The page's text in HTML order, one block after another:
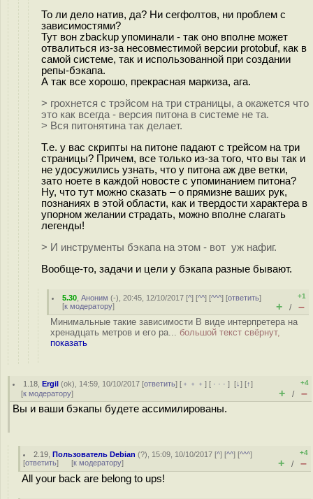
То ли дело натив, да? Ни сегфолтов, ни проблем с
зависимостями?
Тут вон zbackup упоминали - так оно вполне может
отвалиться из-за несовместимой версии protobuf, как в
самой системе, так и использованной при создании
репы-бэкапа.
А так все хорошо, прекрасная маркиза, ага.
> грохнется с трэйсом на три страницы, а окажется что
это как всегда - версия питона в системе не та.
> Вся питонятина так делает.
Т.е. у вас скрипты на питоне падают с трейсом на три
страницы? Причем, все только из-за того, что вы так и
не удосужились узнать, что у питона аж две ветки,
зато ноете в каждой новосте с упоминанием питона?
Ну, что тут можно сказать – о прямизне ваших рук,
познаниях в этой области, как и твердости характера в
упорном желании страдать, можно вполне слагать
легенды!
> И инструменты бэкапа на этом - вот уж нафиг.
Вообще-то, задачи и цели у бэкапа разные бывают.
5.30 ,Аноним (-), 20:45, 12/10/2017 [^] [^^] [^^^] [ответить]
[к модератору]
+1
+ / –
Минимальные такие зависимости В виде интерпретера на
хренадцать метров и его ра... большой текст свёрнут,
показать
1.18 ,Ergil (ok), 14:59, 10/10/2017 [ответить] [ ﹢﹢﹢] [ · · ·][↓] [↑]
[к модератору]
+4
+ / –
Вы и ваши бэкапы будете ассимилированы.
2.19 ,Пользователь Debian (?), 15:09, 10/10/2017 [^] [^^] [^^^]
[ответить] [к модератору]
+4
+ / –
All your back are belong to ups!